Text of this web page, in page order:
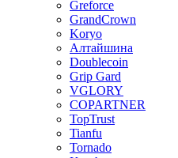
Greforce
GrandCrown
Koryo
Алтайшина
Doublecoin
Grip Gard
VGLORY
COPARTNER
TopTrust
Tianfu
Tornado